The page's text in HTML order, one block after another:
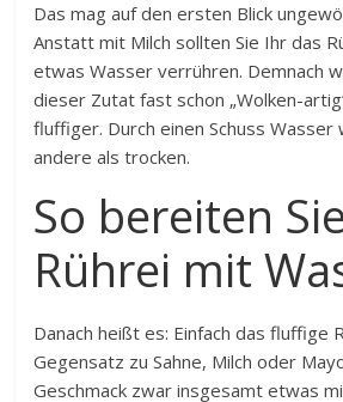
Das mag auf den ersten Blick
Anstatt mit Milch sollten Sie Ihr das
etwas Wasser verrühren. Demnach
dieser Zutat fast schon „Wolken-
fluffiger. Durch einen Schuss Wasser
andere als trocken.
So bereiten
Rührei mit
Danach heißt es: Einfach das fluffige
Gegensatz zu Sahne, Milch oder
Geschmack zwar insgesamt etwas